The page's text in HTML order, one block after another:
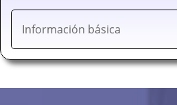
Información básica